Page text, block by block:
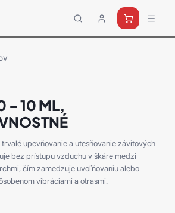
- 10 ML,
upevňovanie a utesňovanie závitových
bez prístupu vzduchu v škáre medzi
čím zamedzuje uvoľňovaniu alebo
vibráciami a otrasmi.